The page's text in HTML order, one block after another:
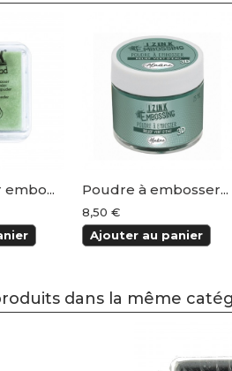
Poudre à embosser...
8,50 €
Ajouter au panier
dans la même